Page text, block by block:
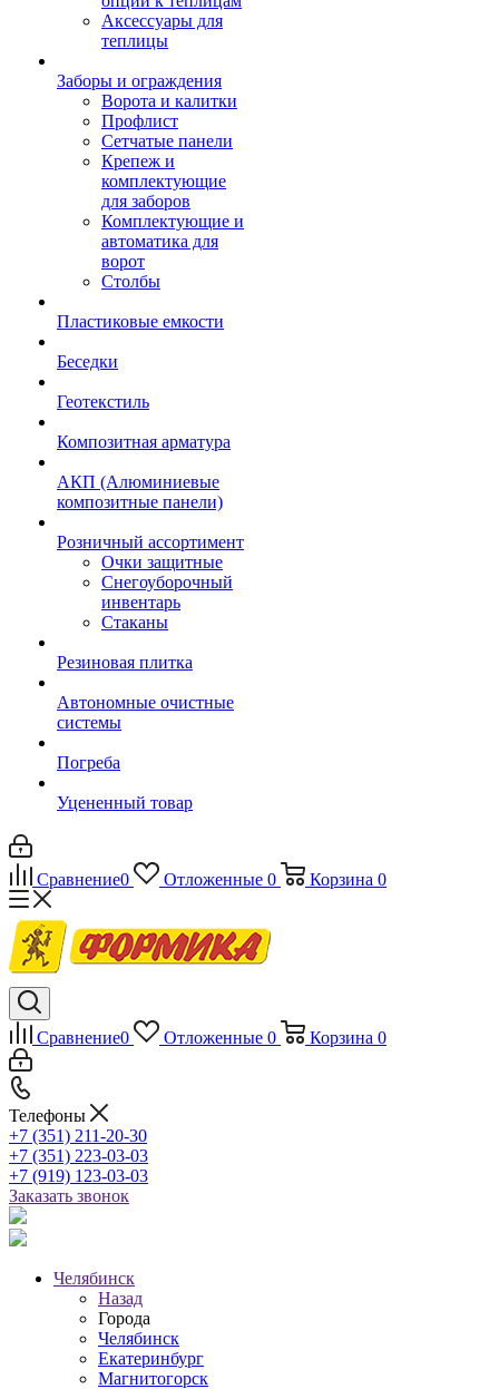
Аксессуары для
теплицы
Заборы и ограждения
Ворота и калитки
Профлист
Сетчатые панели
Крепеж и
комплектующие
для заборов
Комплектующие и
автоматика для
ворот
Столбы
Пластиковые емкости
Беседки
Геотекстиль
Композитная арматура
АКП (Алюминиевые
композитные панели)
Розничный ассортимент
Очки защитные
Снегоуборочный
инвентарь
Стаканы
Резиновая плитка
Автономные очистные
системы
Погреба
Уцененный товар
Сравнение0 Отложенные 0 Корзина 0
Сравнение0 Отложенные 0 Корзина 0
Телефоны
+7 (351) 211-20-30
+7 (351) 223-03-03
+7 (919) 123-03-03
Заказать звонок
Челябинск
Назад
Города
Челябинск
Екатеринбург
Магнитогорск